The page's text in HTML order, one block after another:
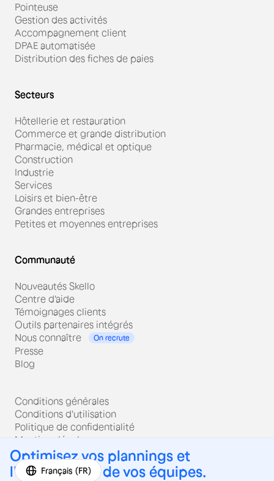
Optimisez vos plannings et
l'organisation de vos équipes.
Pointeuse
Gestion des activités
Accompagnement client
DPAE automatisée
Distribution des fiches de paies
Secteurs
Hôtellerie et restauration
Commerce et grande distribution
Pharmacie, médical et optique
Construction
Industrie
Services
Loisirs et bien-être
Grandes entreprises
Petites et moyennes entreprises
Communauté
Nouveautés Skello
Centre d'aide
Témoignages clients
Outils partenaires intégrés
Nous connaître
On recrute
Presse
Blog
Conditions générales
Conditions d'utilisation
Politique de confidentialité
Mentions légales
Sécurité
Français (FR)